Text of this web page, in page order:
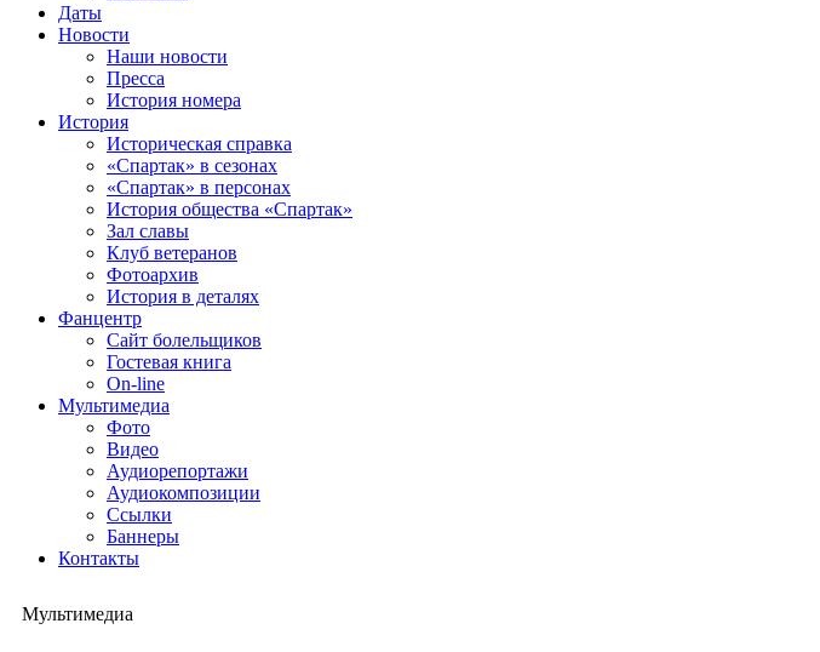
Даты
Новости
Наши новости
Пресса
История номера
История
Историческая справка
«Спартак» в сезонах
«Спартак» в персонах
История общества «Спартак»
Зал славы
Клуб ветеранов
Фотоархив
История в деталях
Фанцентр
Сайт болельщиков
Гостевая книга
On-line
Мультимедиа
Фото
Видео
Аудиорепортажи
Аудиокомпозиции
Ссылки
Баннеры
Контакты
Мультимедиа